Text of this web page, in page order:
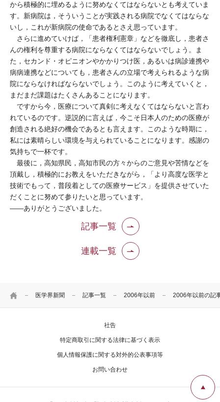
HOME 医学界新聞 記事一覧 2006年以前 2006年以前の記
から積極的に埋めるように努めなくてはならないとも考えていま
す。新病院は，そういうことが実践される病院でなくてはならな
いし，これが新病院の使命であるとさえ思っています。
さらに進めていけば，「患者権利憲章」などを徹底し，患者さ
んの権利を尊重する病院にならなくてはならないでしょう。ま
た，セカンド・オピニオンやかかりつけ医，あるいは病診連携や
病病連携などについても，患者さんの立場で考えられるような病
院にならなければならないでしょう。このように考えていくと，
まだまだ課題はたくさんあることになります。
ですから今，医療について真剣に考えなくてはならないと言わ
れているのです。逆説的に言えば，今こそ日本人のための医療が
創造される絶好の機会であるとも言えます。このような時期に，
私には素晴らしい環境を与えられていることになります。感謝の
気持ちで一杯です。
最後に，高知県民，高知市民の方々からのご意見や苦情などを
頂戴し，積極的にお教えをいただきながら，「より高度な医学と
技術でもって，普段着としての医療サービス」を提供させていた
だくことに努めて参りたいと思っています。
――ありがとうございました。
記事一覧
連載一覧
社告
特定商取引に関する法律に基づく表示
個人情報保護に関する対外的公表事項等
お問い合わせ